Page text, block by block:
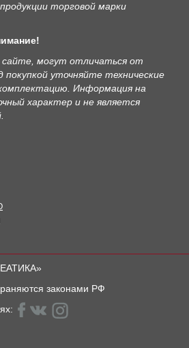
торговой марки
сайте, могут отличаться от
покупкой уточняйте технические
Информация на
характер и не является
законами РФ